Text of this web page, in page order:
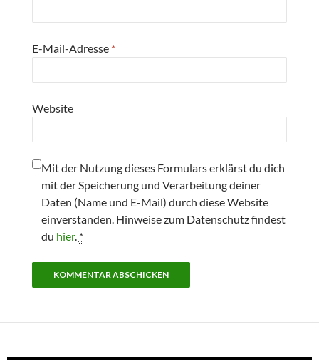
E-Mail-Adresse *
Website
Mit der Nutzung dieses Formulars erklärst du dich
mit der Speicherung und Verarbeitung deiner
Daten (Name und E-Mail) durch diese Website
einverstanden. Hinweise zum Datenschutz findest
du hier. *